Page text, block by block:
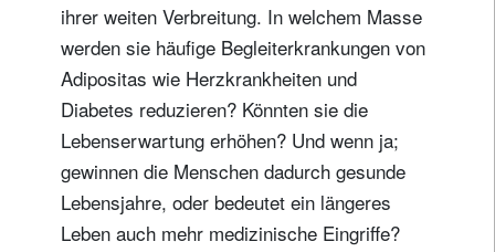
ihrer weiten Verbreitung. In welchem Masse
werden sie häufige Begleiterkrankungen von
Adipositas wie Herzkrankheiten und
Diabetes reduzieren? Könnten sie die
Lebenserwartung erhöhen? Und wenn ja;
gewinnen die Menschen dadurch gesunde
Lebensjahre, oder bedeutet ein längeres
Leben auch mehr medizinische Eingriffe?